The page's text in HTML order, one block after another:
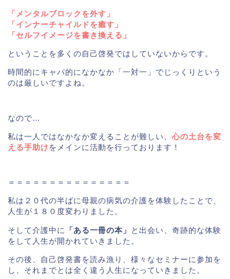
「メンタルブロックを外す」
「インナーチャイルドを癒す」
「セルフイメージを書き換える」
ということを多くの自己啓発ではしていないからです。
時間的にキャパ的になかなか「一対一」でじっくりという
のは厳しいですよね。
なので…
私は一人ではなかなか変えることが難しい、 心の土台を変
える手助けをメインに活動を行っております！
＝＝＝＝＝＝＝＝＝＝＝＝＝＝＝
私は２０代の半ばに母親の病気の介護を体験したことで、
人生が１８０度変わりました。
そして介護中に 「ある一冊の本」
と出会い、奇跡的な体験
をして人生が開かれていきました。
その後、自己啓発書を読み漁り、様々なセミナーに参加を
し、それまでとは全く違う人生になっていきました。